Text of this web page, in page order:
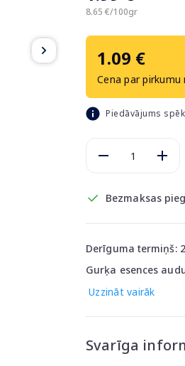
8.65 €/100gr
1.09 €
Cena par pirkumu
Piedāvājums
Bezmaksas
Derīguma termiņš:
Gurķa esences
Uzzināt vairāk
Svarīga